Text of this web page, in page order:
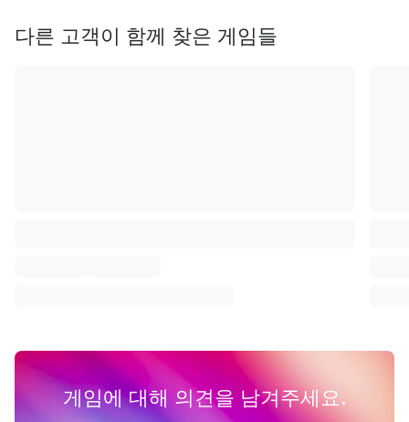
다른 고객이 함께 찾은 게임들
게임에 대해 의견을 남겨주세요.